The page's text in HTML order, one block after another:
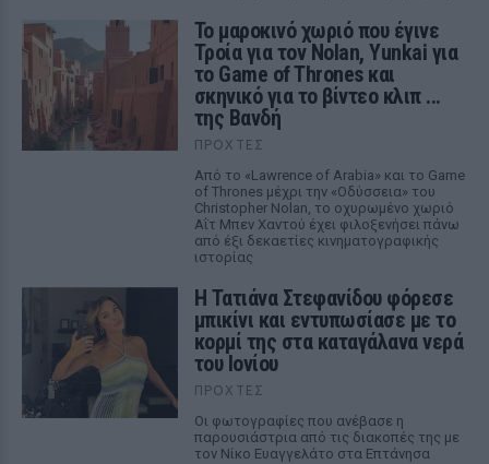
Το μαροκινό χωριό που έγινε
Τροία για τον Nolan, Yunkai για
το Game of Thrones και
σκηνικό για το βίντεο κλιπ ...
της Βανδή
ΠΡΟΧΤΈΣ
Από το «Lawrence of Arabia» και το Game
of Thrones μέχρι την «Οδύσσεια» του
Christopher Nolan, το οχυρωμένο χωριό
Αΐτ Μπεν Χαντού έχει φιλοξενήσει πάνω
από έξι δεκαετίες κινηματογραφικής
ιστορίας
Η Τατιάνα Στεφανίδου φόρεσε
μπικίνι και εντυπωσίασε με το
κορμί της στα καταγάλανα νερά
του Ιονίου
ΠΡΟΧΤΈΣ
Οι φωτογραφίες που ανέβασε η
παρουσιάστρια από τις διακοπές της με
τον Νίκο Ευαγγελάτο στα Επτάνησα